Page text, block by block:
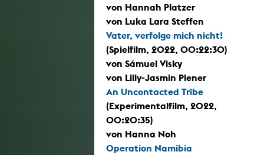
von Hannah Platzer
von Luka Lara Steffen
Vater, verfolge mich nicht!
(Spielfilm, 2022, 00:22:30)
von Sámuel Visky
von Lilly-Jasmin Plener
An Uncontacted Tribe
(Experimentalfilm, 2022,
00:20:35)
von Hanna Noh
Operation Namibia